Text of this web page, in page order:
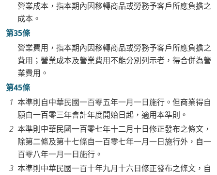
營業成本，指本期內因移轉商品或勞務予客戶所應負擔之
成本。
第35條
營業費用，指本期內因移轉商品或勞務予客戶所應負擔之
費用；營業成本及營業費用不能分別列示者，得合併為營
業費用。
第45條
本準則自中華民國一百零五年一月一日施行。但商業得自
願自一百零三年會計年度開始日起，適用本準則。
本準則中華民國一百零七年十二月十日修正發布之條文，
除第二條及第十七條自一百零七年一月一日施行外，自一
百零八年一月一日施行。
本準則中華民國一百十年九月十六日修正發布之條文，自